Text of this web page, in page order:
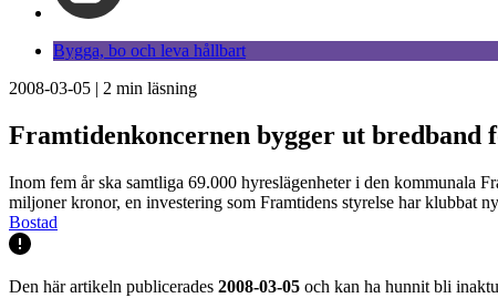
Bygga, bo och leva hållbart
2008-03-05 | 2 min läsning
Framtidenkoncernen bygger ut bredband
Inom fem år ska samtliga 69.000 hyreslägenheter i den kommunala
miljoner kronor, en investering som Framtidens styrelse har klubbat
Bostad
Den här artikeln publicerades 2008-03-05 och kan ha hunnit bli